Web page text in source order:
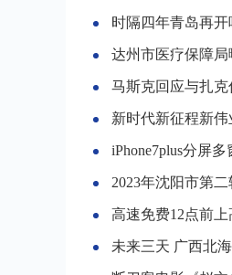
时隔四年青岛再开唱
达州市医疗保障局
马斯克回应与扎克伯
新时代新征程新伟
iPhone7plus分屏多
2023年沈阳市第
高速免费12点前上高速
未来三天 广西北